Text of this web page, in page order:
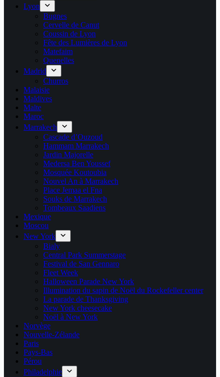
Lyon
Bugnes
Cervelle de Canut
Coussin de Lyon
Fête des Lumières de Lyon
Matefaim
Quenelles
Madrid
Churros
Malaisie
Maldives
Malte
Maroc
Marrakech
Cascade d’Ouzoud
Hammam Marrakech
Jardin Majorelle
Medersa Ben Youssef
Mosquée Koutoubia
Nouvel An à Marrakech
Place Jemaa el Fna
Souks de Marrakech
Tombeaux Saadiens
Mexique
Moscou
New York
Bialy
Central Park Summerstage
Festival de San Gennaro
Fleet Week
Halloween Parade New York
Illumination du sapin de Noël du Rockefeller center
La parade de Thanksgiving
New York cheesecake
Noël à New York
Norvège
Nouvelle-Zélande
Paris
Pays-Bas
Pérou
Philadelphie